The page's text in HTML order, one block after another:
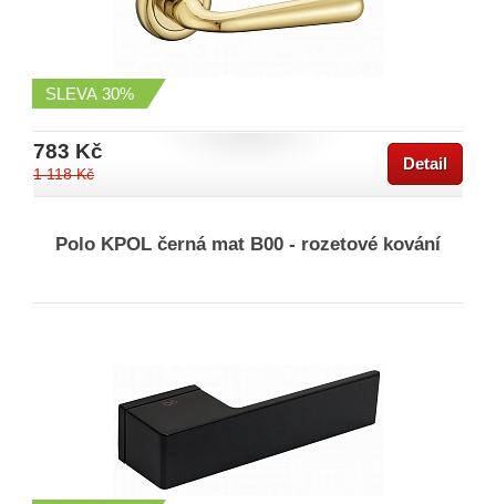
SLEVA 30%
783 Kč
1 118 Kč
Detail
Polo KPOL černá mat B00 - rozetové kování